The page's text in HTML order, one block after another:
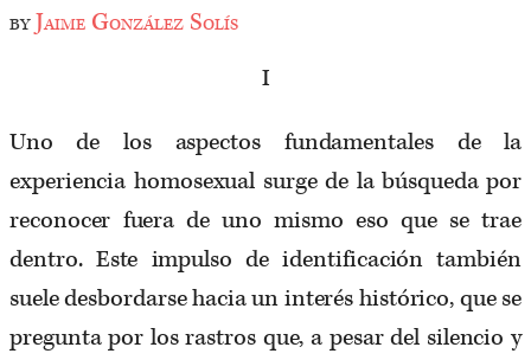
byJaime González Solís
I
Uno de los aspectos fundamentales de la
experiencia homosexual surge de la búsqueda por
reconocer fuera de uno mismo eso que se trae
dentro. Este impulso de identificación también
suele desbordarse hacia un interés histórico, que se
pregunta por los rastros que, a pesar del silencio y